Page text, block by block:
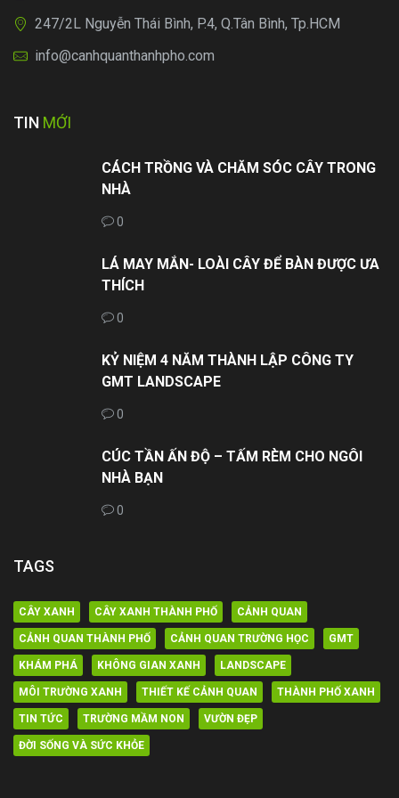
247/2L Nguyễn Thái Bình, P.4, Q.Tân Bình, Tp.HCM
info@canhquanthanhpho.com
TIN MỚI
CÁCH TRỒNG VÀ CHĂM SÓC CÂY TRONG
NHÀ
0
LÁ MAY MẮN- LOÀI CÂY ĐỂ BÀN ĐƯỢC ƯA
THÍCH
0
KỶ NIỆM 4 NĂM THÀNH LẬP CÔNG TY
GMT LANDSCAPE
0
CÚC TẦN ẤN ĐỘ – TẤM RÈM CHO NGÔI
NHÀ BẠN
0
TAGS
CÂY XANH CÂY XANH THÀNH PHỐ CẢNH QUAN
CẢNH QUAN THÀNH PHỐ CẢNH QUAN TRƯỜNG HỌC GMT
KHÁM PHÁ KHÔNG GIAN XANH LANDSCAPE
MÔI TRƯỜNG XANH THIẾT KẾ CẢNH QUAN THÀNH PHỐ XANH
TIN TỨC TRƯỜNG MẦM NON VƯỜN ĐẸP
ĐỜI SỐNG VÀ SỨC KHỎE